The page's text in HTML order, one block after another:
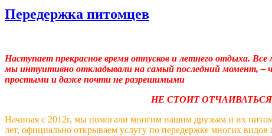
Передержка питомцев
Наступает прекрасное время отпусков и летнего отдыха.
мы интуитивно откладывали на самый последний момент, –
простыми и даже
НЕ СТОИТ
Начиная с 2012г, мы помогали многим нашим друзьям и их
лет, официально открываем услугу по передержке многих